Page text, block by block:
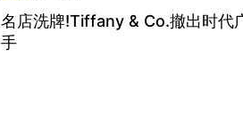
名店洗牌!Tiffany & Co.撤出时
手